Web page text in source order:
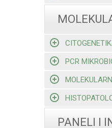
PCR
PANELI I